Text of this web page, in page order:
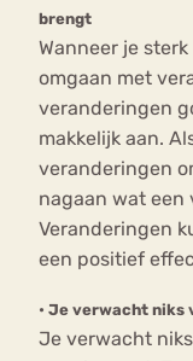
brengt
Wanneer je
omgaan met
veranderingen
makkelijk aan.
veranderingen
nagaan wat een
Veranderingen
een positief
• Je verwacht niks
Je verwacht